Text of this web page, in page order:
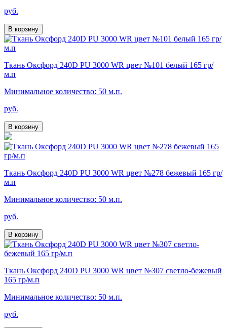
руб.
В корзину
Ткань Оксфорд 240D PU 3000 WR цвет №101 белый 165 гр/
м.п
Минимальное количество: 50 м.п.
руб.
В корзину
Ткань Оксфорд 240D PU 3000 WR цвет №278 бежевый 165 гр/
м.п
Минимальное количество: 50 м.п.
руб.
В корзину
Ткань Оксфорд 240D PU 3000 WR цвет №307 светло-бежевый
165 гр/м.п
Минимальное количество: 50 м.п.
руб.